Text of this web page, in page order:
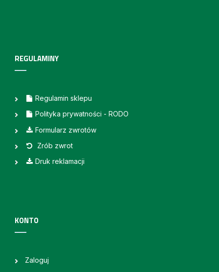
REGULAMINY
Regulamin sklepu
Polityka prywatności - RODO
Formularz zwrotów
Zrób zwrot
Druk reklamacji
KONTO
Zaloguj